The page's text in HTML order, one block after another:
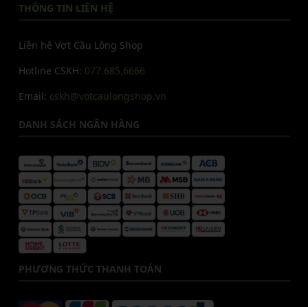
THÔNG TIN LIÊN HỆ
Liên hệ Vợt Cầu Lông Shop
Hotline CSKH: 077.685.6666
Email: cskh@votcaulongshop.vn
DANH SÁCH NGÂN HÀNG
PHƯƠNG THỨC THANH TOÁN